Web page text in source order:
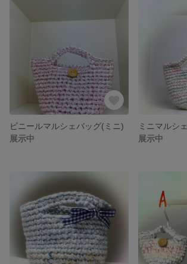
ビニールマルシェバッグ(ミニ)
展示中
ミニマルシェ
展示中